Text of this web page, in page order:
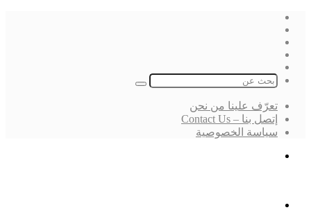
بحث
تعرّف علينا من نحن
إتصل بنا – Contact Us
سياسة الخصوصية